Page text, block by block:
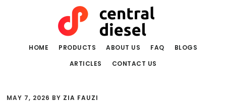
HOME PRODUCTS ABOUT US FAQ
BLOGS
ARTICLES
CONTACT US
MAY 7, 2026 BY ZIA FAUZI